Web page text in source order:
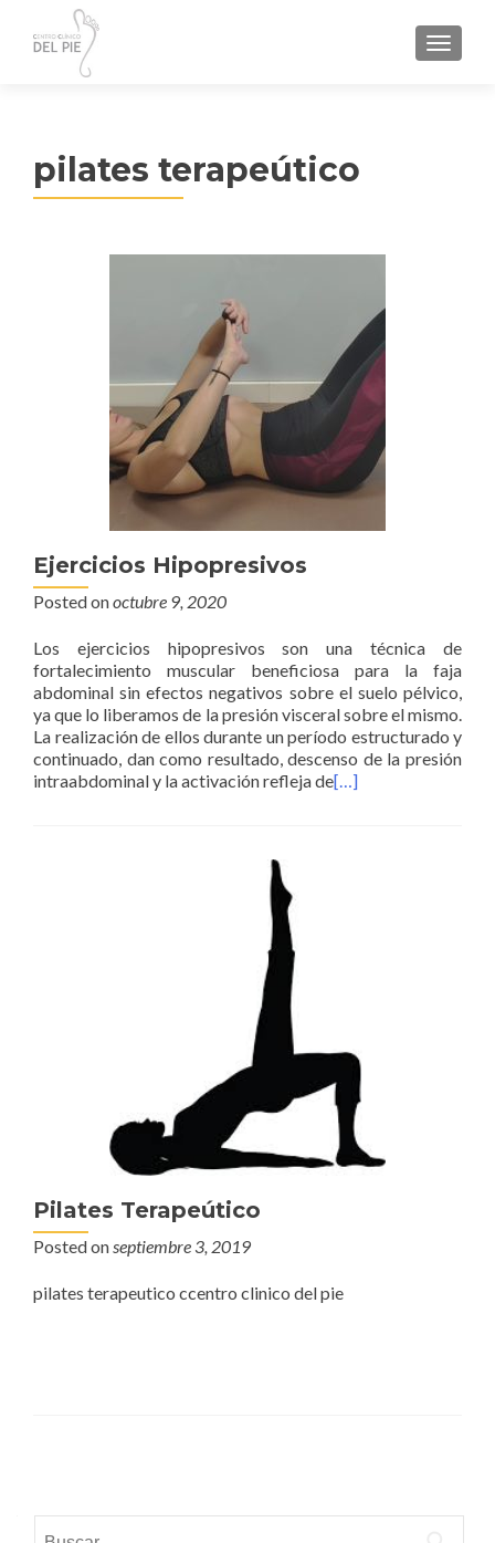
pilates terapeútico
Ejercicios Hipopresivos
Posted onoctubre 9, 2020
Los ejercicios hipopresivos son una técnica de
fortalecimiento muscular beneficiosa para la faja
abdominal sin efectos negativos sobre el suelo pélvico,
ya que lo liberamos de la presión visceral sobre el mismo.
La realización de ellos durante un período estructurado y
continuado, dan como resultado, descenso de la presión
intraabdominal y la activación refleja de[…]
Pilates Terapeútico
Posted on septiembre 3, 2019
pilates terapeutico ccentro clinico del pie